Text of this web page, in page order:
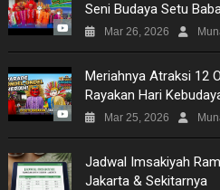
Seni Budaya Setu
Mar 26, 2026
Meriahnya Atraksi 12
Rayakan Hari
Mar 25, 2026
Jadwal Imsakiyah
Jakarta & Sekitarnya